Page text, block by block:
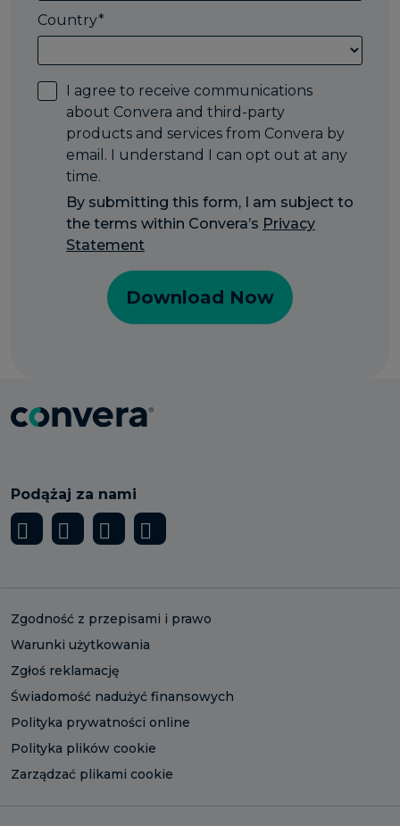
Podążaj za nami
Zgodność z przepisami i prawo
Warunki użytkowania
Zgłoś reklamację
Świadomość nadużyć finansowych
Polityka prywatności online
Polityka plików cookie
Zarządzać plikami cookie